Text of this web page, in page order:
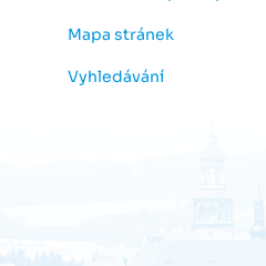
Mapa stránek
Vyhledávání